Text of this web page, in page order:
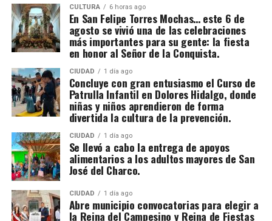
CULTURA 6 horas ago
En San Felipe Torres Mochas… este 6 de
agosto se vivió una de las celebraciones
más importantes para su gente: la fiesta
en honor al Señor de la Conquista.
CIUDAD 1 día ago
Concluye con gran entusiasmo el Curso de
Patrulla Infantil en Dolores Hidalgo, donde
niñas y niños aprendieron de forma
divertida la cultura de la prevención.
CIUDAD 1 día ago
Se llevó a cabo la entrega de apoyos
alimentarios a los adultos mayores de San
José del Charco.
CIUDAD 1 día ago
Abre municipio convocatorias para elegir a
la Reina del Campesino y Reina de Fiestas